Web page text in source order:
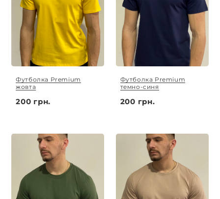
Футболка Premium
жовта
200 грн.
Футболка Premium
темно-синя
200 грн.